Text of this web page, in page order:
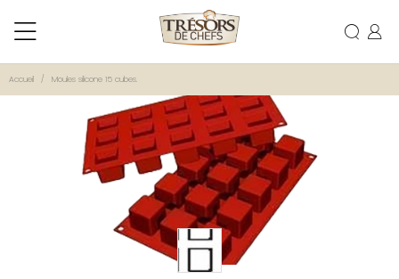
Accueil Moules silicone 15 cubes.